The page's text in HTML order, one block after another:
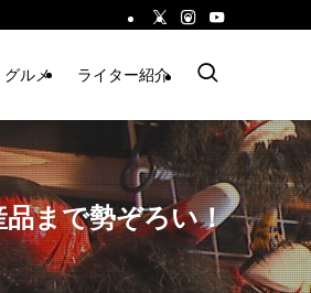
グルメ ライター紹介
まで勢ぞろい！